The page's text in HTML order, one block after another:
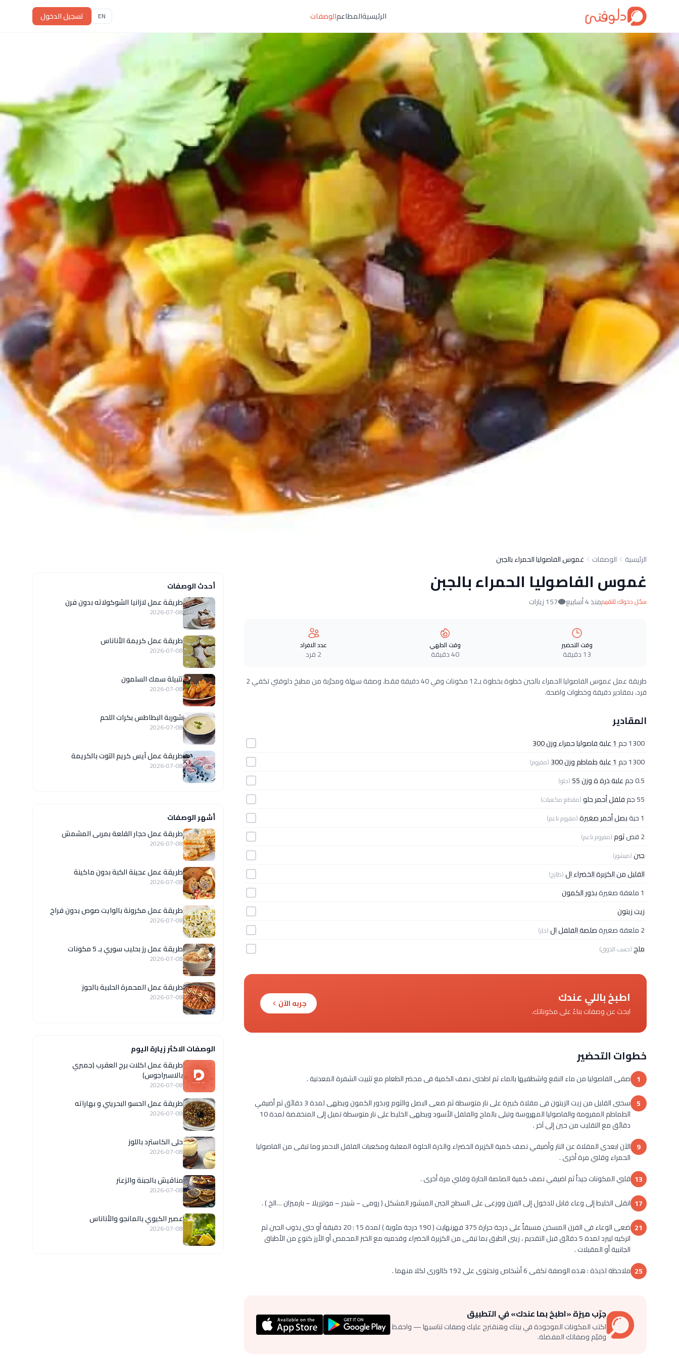
الرئيسيةالمطاعمالوصفات EN تسجيل الدخول
الرئيسية الوصفات غموس الفاصوليا الحمراء بالجبن
غموس الفاصوليا الحمراء بالجبن
سجّل دخولك للتقييممنذ 4 أسابيع 157 زيارات
وقت التحضير
13 دقيقة
وقت الطهي
40 دقيقة
عدد الافراد
2 فرد
طريقة عمل غموس الفاصوليا الحمراء بالجبن خطوة بخطوة بـ12 مكونات وفي 40 دقيقة فقط. وصفة سهلة ومجرّبة من مطبخ دلوقتي تكفي 2
فرد، بمقادير دقيقة وخطوات واضحة.
المقادير
1300 جم
1 علبة فاصوليا حمراء وزن 300
1300 جم
1 علبة طماطم وزن 300 (مفروم)
0.5 جم علبة ذرة ة وزن 55 (حلو)
55 جم فلفل أحمر حلو(مقطع مكعبات)
1 حبة بصل أحمر صغيرة(مفروم ناعم)
2 فص ثوم(مفروم ناعم)
جبن(مبشور)
القليل من الكزبرة الخضراء ال(طازج)
1 ملعقة صغيرة
بذور الكمون
زيت زيتون
2 ملعقة صغيرة
صلصة الفلفل ال(حار)
ملح(حسب الذوق)
اطبخ باللي عندك
ابحث عن وصفات بناءً على مكوناتك.
جربه الآن
خطوات التحضير
1 صفى الفاصوليا من ماء النقع واشطفيها بالماء ثم اطحنى نصف الكمية فى محضر الطعام مع تثبيت الشفرة المعدنية .
5
سخنى القليل من زيت الزيتون فى مقلاة كبيرة على نار متوسطة ثم ضعى البصل والثوم وبذور الكمون ويطهى لمدة 3 دقائق ثم أضيفي
الطماطم المفرومة والفاصوليا المهروسة وتبلى بالملح والفلفل الأسود ويطهى الخليط على نار متوسطة تميل إلى المنخفضة لمدة 10
دقائق مع التقليب من حين إلى آخر .
9 الآن ابعدى المقلاة عن النار وأضيفي نصف كمية الكزبرة الخضراء والذرة الحلوة المعلبة ومكعبات الفلفل الاحمر وما تبقى من الفاصوليا
الحمراء وقلبي مرة أخرى .
13 قلبي المكونات جيداً ثم اضيفي نصف كمية الصلصة الحارة وقلبي مرة أخرى .
17 انقلى الخليط إلى وعاء قابل للدخول إلى الفرن ووزعى على السطح الجبن المبشور المشكل ( رومى – شيدر – موتزريلا – بارميزان …الخ ) .
21
ضعى الوعاء فى الفرن المسخن مسبقاً على درجة حرارة 375 فهرنهايت ( 190 درجة مئوية ) لمدة 15 : 20 دقيقة أو حتى يذوب الجبن ثم
اتركيه ليبرد لمدة 5 دقائق قبل التقديم ، زينى الطبق بما تبقى من الكزبرة الخضراء وقدميه مع الخبز المحمص أو الأرز كنوع من الأطباق
الجانبية أو المقبلات .
25 ملاحظة لذيذة : هذه الوصفة تكفى 6 أشخاص وتحتوى على 192 كالورى لكلا منهما .
جرّب ميزة «اطبخ بما عندك» في التطبيق
اكتب المكونات الموجودة في بيتك وهنقترح عليك وصفات تناسبها — واحفظ
وقيّم وصفاتك المفضلة.
أحدث الوصفات
طريقة عمل لازانيا الشوكولاته بدون فرن
2026-07-08
طريقة عمل كريمة الأناناس
2026-07-08
تتبيلة سمك السلمون
2026-07-08
شوربة البطاطس بكرات اللحم
2026-07-08
طريقة عمل آيس كريم التوت بالكريمة
2026-07-08
أشهر الوصفات
طريقة عمل حجار القلعة بمربى المشمش
2026-07-08
طريقة عمل عجينة الكبة بدون ماكينة
2026-07-08
طريقة عمل مكرونة بالوايت صوص بدون فراخ
2026-07-08
طريقة عمل رز بحليب سوري بـ 5 مكونات
2026-07-08
طريقة عمل المحمرة الحلبية بالجوز
2026-07-08
الوصفات الاكثر زيارة اليوم
طريقة عمل اكلات برج العقرب (جمبري
بالاسبراجوس)
2026-07-08
طريقة عمل الحسو البحريني و بهاراته
2026-07-08
حلى الكاسترد باللوز
2026-07-08
مناقيش بالجبنة والزعتر
2026-07-08
عصير الكيوي بالمانجو والأناناس
2026-07-08